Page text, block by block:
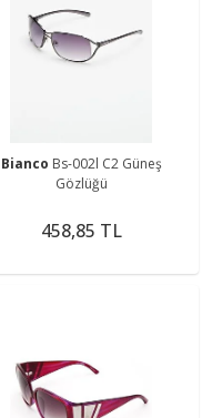
Bianco Bs-002l C2 Güneş
Gözlüğü
458,85 TL